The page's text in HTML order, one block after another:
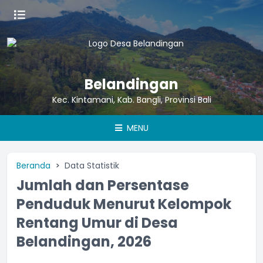
Belandingan
Kec. Kintamani, Kab. Bangli, Provinsi Bali
MENU
Beranda Data Statistik
Jumlah dan Persentase
Penduduk Menurut Kelompok
Rentang Umur di Desa
Belandingan, 2026